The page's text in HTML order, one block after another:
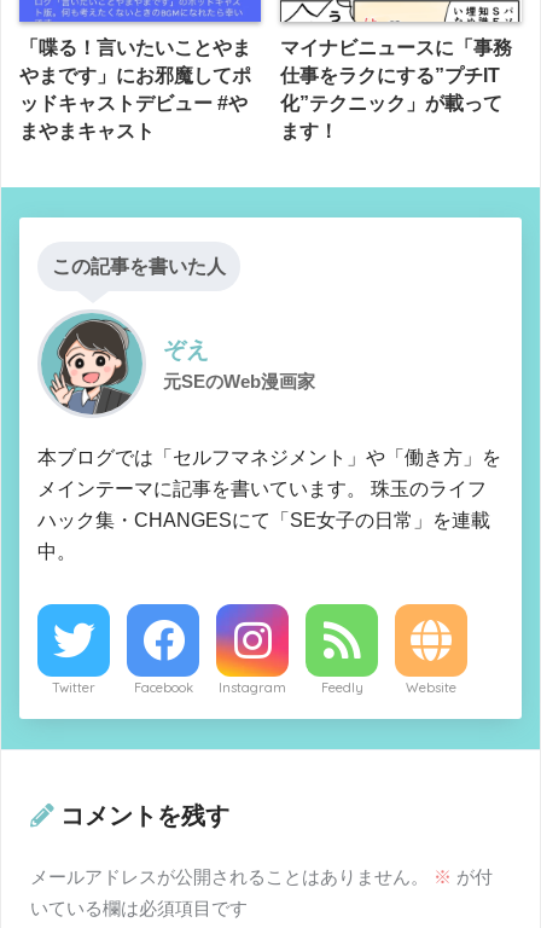
「喋る！言いたいことやま
やまです」にお邪魔してポ
ッドキャストデビュー #や
まやまキャスト
マイナビニュースに「事務
仕事をラクにする”プチIT
化”テクニック」が載って
ます！
この記事を書いた人
ぞえ
元SEのWeb漫画家
本ブログでは「セルフマネジメント」や「働き方」を
メインテーマに記事を書いています。 珠玉のライフ
ハック集・CHANGESにて「SE女子の日常」を連載
中。
Twitter Facebook Instagram Feedly Website
コメントを残す
メールアドレスが公開されることはありません。 ※ が付
いている欄は必須項目です